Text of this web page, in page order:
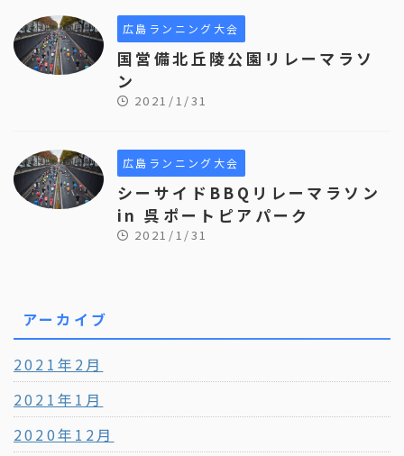
広島ランニング大会
国営備北丘陵公園リレーマラソ
ン
2021/1/31
広島ランニング大会
シーサイドBBQリレーマラソン
in 呉ポートピアパーク
2021/1/31
アーカイブ
2021年2月
2021年1月
2020年12月